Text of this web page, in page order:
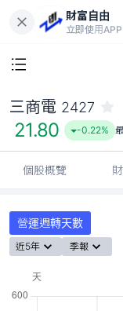
財富自由
立即使用
三商電 2427
21.80 -0.22%
個股概覽
營運週轉天數
近5年 季報